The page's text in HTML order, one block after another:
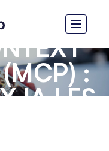
-
:
IA LES
ERP